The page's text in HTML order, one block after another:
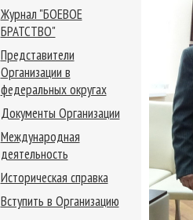
Журнал "БОЕВОЕ
БРАТСТВО"
Представители
Организации в
федеральных округах
Документы Организации
Международная
деятельность
Историческая справка
Вступить в Организацию